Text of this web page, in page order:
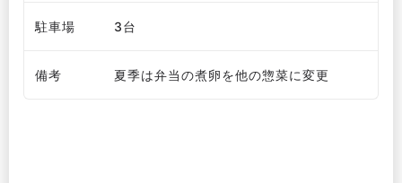
駐車場 3台
備考 夏季は弁当の煮卵を他の惣菜に変更